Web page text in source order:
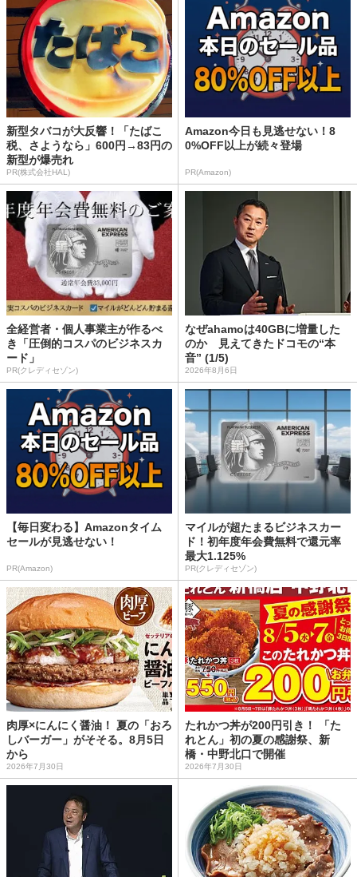
新型タバコが大反響！「たばこ
税、さようなら」600円→83円の
新型が爆売れ
PR(株式会社HAL)
Amazon今日も見逃せない！8
0%OFF以上が続々登場
PR(Amazon)
全経営者・個人事業主が作るべ
き「圧倒的コスパのビジネスカ
ード」
PR(クレディセゾン)
なぜahamoは40GBに増量した
のか 見えてきたドコモの“本
音” (1/5)
2026年8月6日
【毎日変わる】Amazonタイム
セールが見逃せない！
PR(Amazon)
マイルが超たまるビジネスカー
ド！初年度年会費無料で還元率
最大1.125%
PR(クレディセゾン)
肉厚×にんにく醤油！ 夏の「おろ
しバーガー」がそそる。8月5日
から
2026年7月30日
たれかつ丼が200円引き！ 「た
れとん」初の夏の感謝祭、新
橋・中野北口で開催
2026年7月30日